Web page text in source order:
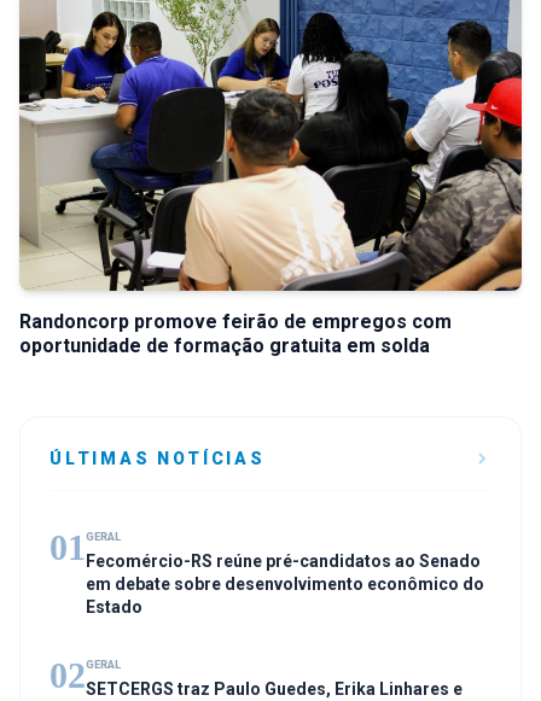
Randoncorp promove feirão de empregos com
oportunidade de formação gratuita em solda
ÚLTIMAS NOTÍCIAS
01 GERAL
Fecomércio-RS reúne pré-candidatos ao Senado
em debate sobre desenvolvimento econômico do
Estado
02GERAL
SETCERGS traz Paulo Guedes, Erika Linhares e